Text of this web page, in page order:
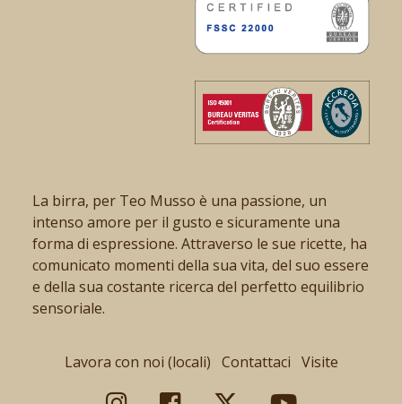
La birra, per Teo Musso è una passione, un
intenso amore per il gusto e sicuramente una
forma di espressione. Attraverso le sue ricette, ha
comunicato momenti della sua vita, del suo essere
e della sua costante ricerca del perfetto equilibrio
sensoriale.
Lavora con noi (locali) Contattaci Visite